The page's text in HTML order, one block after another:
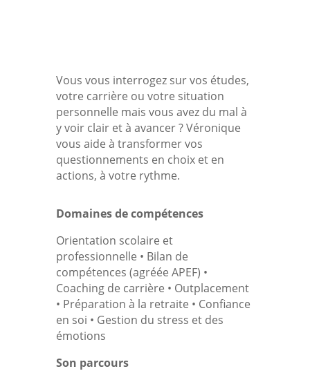
Vous vous interrogez sur vos études,
votre carrière ou votre situation
personnelle mais vous avez du mal à
y voir clair et à avancer ? Véronique
vous aide à transformer vos
questionnements en choix et en
actions, à votre rythme.
Domaines de compétences
Orientation scolaire et
professionnelle • Bilan de
compétences (agréée APEF) •
Coaching de carrière • Outplacement
• Préparation à la retraite • Confiance
en soi • Gestion du stress et des
émotions
Son parcours